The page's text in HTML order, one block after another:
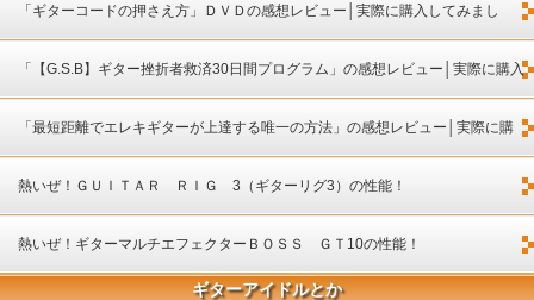
「ギターコードの押さえ方」ＤＶＤの感想レビュー│実際に購入してみまし
た！
「【G.S.B】ギター挫折者救済30日間プログラム」の感想レビュー│実際に購入
してみました！
「最短距離でエレキギターが上達する唯一の方法」の感想レビュー│実際に購
入してみました！
熱いぜ！ＧＵＩＴＡＲ ＲＩＧ 3（ギターリグ3）の性能！
熱いぜ！ギターマルチエフェクターＢＯＳＳ ＧＴ10の性能！
ギターアイドルとか